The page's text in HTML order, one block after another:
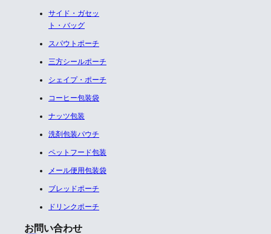
サイド・ガセッ
ト・バッグ
スパウトポーチ
三方シールポーチ
シェイプ・ポーチ
コーヒー包装袋
ナッツ包装
洗剤包装パウチ
ペットフード包装
メール便用包装袋
ブレッドポーチ
ドリンクポーチ
お問い合わせ